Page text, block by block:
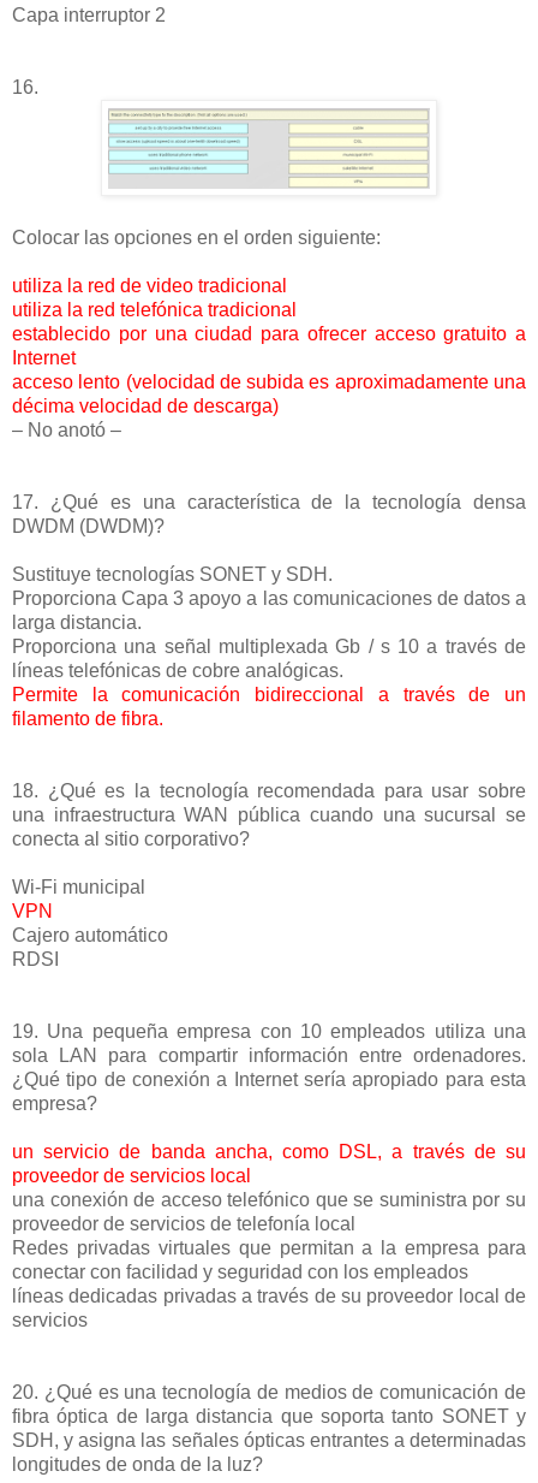
Capa interruptor 2
16.
Colocar las opciones en el orden siguiente:
utiliza la red de video tradicional
utiliza la red telefónica tradicional
establecido por una ciudad para ofrecer acceso gratuito a
Internet
acceso lento (velocidad de subida es aproximadamente una
décima velocidad de descarga)
– No anotó –
17. ¿Qué es una característica de la tecnología densa
DWDM (DWDM)?
Sustituye tecnologías SONET y SDH.
Proporciona Capa 3 apoyo a las comunicaciones de datos a
larga distancia.
Proporciona una señal multiplexada Gb / s 10 a través de
líneas telefónicas de cobre analógicas.
Permite la comunicación bidireccional a través de un
filamento de fibra.
18. ¿Qué es la tecnología recomendada para usar sobre
una infraestructura WAN pública cuando una sucursal se
conecta al sitio corporativo?
Wi-Fi municipal
VPN
Cajero automático
RDSI
19. Una pequeña empresa con 10 empleados utiliza una
sola LAN para compartir información entre ordenadores.
¿Qué tipo de conexión a Internet sería apropiado para esta
empresa?
un servicio de banda ancha, como DSL, a través de su
proveedor de servicios local
una conexión de acceso telefónico que se suministra por su
proveedor de servicios de telefonía local
Redes privadas virtuales que permitan a la empresa para
conectar con facilidad y seguridad con los empleados
líneas dedicadas privadas a través de su proveedor local de
servicios
20. ¿Qué es una tecnología de medios de comunicación de
fibra óptica de larga distancia que soporta tanto SONET y
SDH, y asigna las señales ópticas entrantes a determinadas
longitudes de onda de la luz?